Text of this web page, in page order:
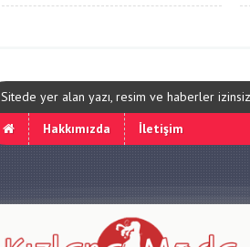
Sitede yer alan yazı, resim ve haberler
Hakkımızda
İletişim